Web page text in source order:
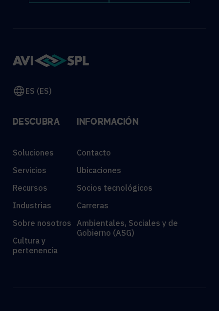
ES (ES)
DESCUBRA
Soluciones
Servicios
Recursos
Industrias
Sobre nosotros
Cultura y
pertenencia
INFORMACIÓN
Contacto
Ubicaciones
Socios tecnológicos
Carreras
Ambientales, Sociales y de
Gobierno (ASG)